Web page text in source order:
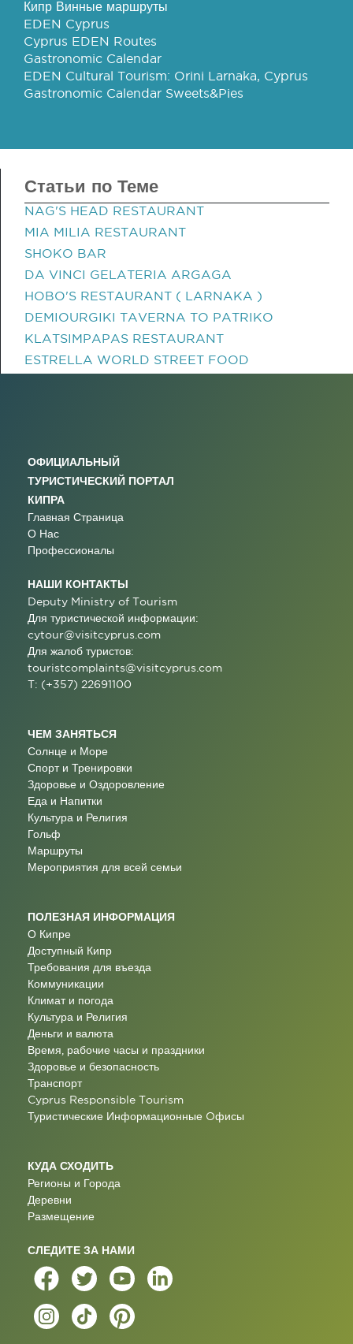
Кипр Винные маршруты
EDEN Cyprus
Cyprus EDEN Routes
Gastronomic Calendar
EDEN Cultural Tourism: Orini Larnaka, Cyprus
Gastronomic Calendar Sweets&Pies
Статьи по Теме
NAG'S HEAD RESTAURANT
MIA MILIA RESTAURANT
SHOKO BAR
DA VINCI GELATERIA ARGAGA
HOBO'S RESTAURANT ( LARNAKA )
DEMIOURGIKI TAVERNA TO PATRIKO
KLATSIMPAPAS RESTAURANT
ESTRELLA WORLD STREET FOOD
ОФИЦИАЛЬНЫЙ
ТУРИСТИЧЕСКИЙ ПОРТАЛ
КИПРА
Главная Страница
О Нас
Профессионалы
НАШИ КОНТАКТЫ
Deputy Ministry of Tourism
Для туристической информации:
cytour@visitcyprus.com
Для жалоб туристов:
touristcomplaints@visitcyprus.com
T: (+357) 22691100
ЧЕМ ЗАНЯТЬСЯ
Солнце и Море
Спорт и Тренировки
Здоровье и Оздоровление
Еда и Напитки
Культура и Религия
Гольф
Маршруты
Мероприятия для всей семьи
ПОЛЕЗНАЯ ИНФОРМАЦИЯ
О Кипре
Доступный Кипр
Требования для въезда
Коммуникации
Климат и погода
Культура и Религия
Деньги и валюта
Время, рабочие часы и праздники
Здоровье и безопасность
Транспорт
Cyprus Responsible Tourism
Туристические Информационные Oфисы
КУДА СХОДИТЬ
Регионы и Города
Деревни
Размещение
СЛЕДИТЕ ЗА НАМИ